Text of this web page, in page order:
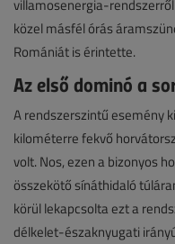
villamosenergia-
közel másfél órás
Romániát is érintette.
Az első dominó a
A rendszerszintű esemény
kilométerre fekvő
volt. Nos, ezen a bizonyos
összekötő sínáthidaló
körül lekapcsolta ezt a
délkelet-északnyugati